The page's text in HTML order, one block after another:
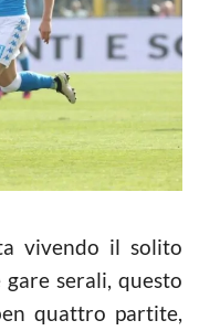
vivendo il solito
serali, questo
quattro partite,